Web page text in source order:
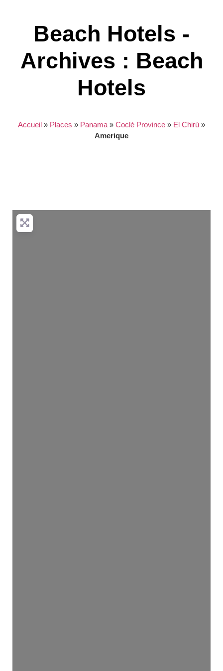
Beach Hotels -
Archives : Beach
Hotels
Accueil » Places » Panama » Coclé Province » El Chirú »
Amerique